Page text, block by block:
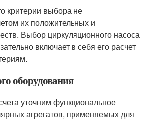
критерии выбора не
их положительных и
Выбор циркуляционного насоса
включает в себя его расчет
оборудования
уточним функциональное
агрегатов, применяемых для